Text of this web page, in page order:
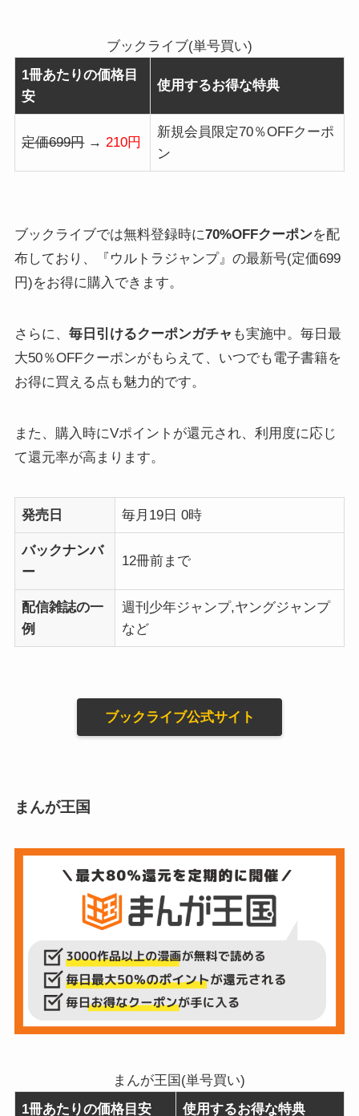
ブックライブ(単号買い)
1冊あたりの価格目
安
使用するお得な特典
定価699円→210円
新規会員限定70％OFFクーポ
ン
ブックライブでは無料登録時に70%OFFクーポンを配
布しており、『ウルトラジャンプ』の最新号(定価699
円)をお得に購入できます。
さらに、 毎日引けるクーポンガチャ も実施中。毎日最
大50％OFFクーポンがもらえて、いつでも電子書籍を
お得に買える点も魅力的です。
また、購入時にVポイントが還元され、利用度に応じ
て還元率が高まります。
発売日 毎月19日 0時
バックナンバ
ー
12冊前まで
配信雑誌の一
例
週刊少年ジャンプ,ヤングジャンプ
など
ブックライブ公式サイト
まんが王国
まんが王国(単号買い)
1冊あたりの価格目安
使用するお得な特典